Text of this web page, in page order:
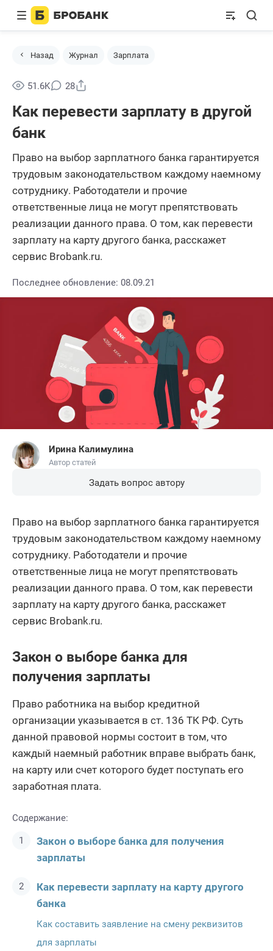
Назад Журнал Зарплата
51.6K 28
Как перевести зарплату в другой
банк
Право на выбор зарплатного банка гарантируется
трудовым законодательством каждому наемному
сотруднику. Работодатели и прочие
ответственные лица не могут препятствовать
реализации данного права. О том, как перевести
зарплату на карту другого банка, расскажет
сервис Brobank.ru.
Последнее обновление: 08.09.21
Ирина Калимулина
Автор статей
Задать вопрос автору
Право на выбор зарплатного банка гарантируется
трудовым законодательством каждому наемному
сотруднику. Работодатели и прочие
ответственные лица не могут препятствовать
реализации данного права. О том, как перевести
зарплату на карту другого банка, расскажет
сервис Brobank.ru.
Закон о выборе банка для
получения зарплаты
Право работника на выбор кредитной
организации указывается в ст. 136 ТК РФ. Суть
данной правовой нормы состоит в том, что
каждый наемный работник вправе выбрать банк,
на карту или счет которого будет поступать его
заработная плата.
Содержание:
Закон о выборе банка для получения
зарплаты
Как перевести зарплату на карту другого
банка
Как составить заявление на смену реквизитов
для зарплаты